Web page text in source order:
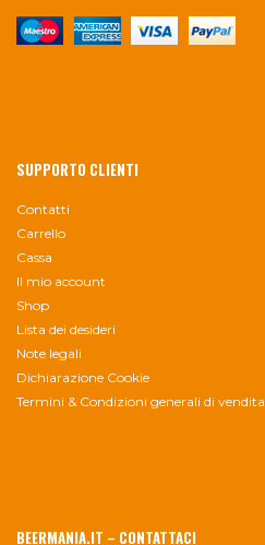
SUPPORTO CLIENTI
Contatti
Carrello
Cassa
Il mio account
Shop
Lista dei desideri
Note legali
Dichiarazione Cookie
Termini & Condizioni generali di vendita
BEERMANIA.IT – CONTATTACI